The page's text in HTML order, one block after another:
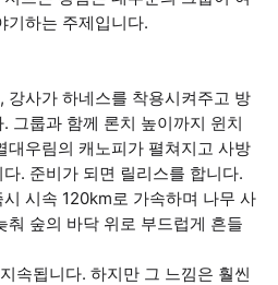
기하는 주제입니다.
강사가 하네스를 착용시켜주고 방
그룹과 함께 론치 높이까지 윈치
대우림의 캐노피가 펼쳐지고 사방
. 준비가 되면 릴리스를 합니다.
시속 120km로 가속하며 나무 사
춰 숲의 바닥 위로 부드럽게 흔들
속됩니다. 하지만 그 느낌은 훨씬